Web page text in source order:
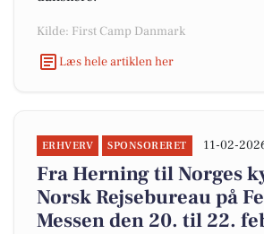
Kilde: First Camp Danmark
Læs hele artiklen her
ERHVERV SPONSORERET 11-02-
Fra Herning til Norges
Norsk Rejsebureau på
Messen den 20. til 22.